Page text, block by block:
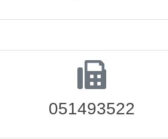
051493522